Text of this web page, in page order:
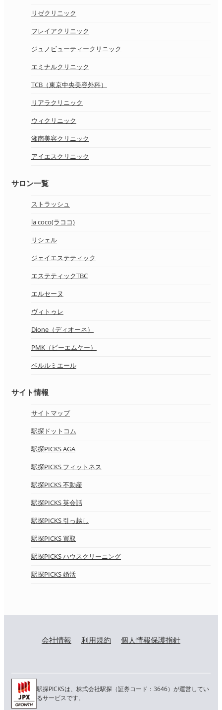
リゼクリニック
フレイアクリニック
ジュノビューティークリニック
エミナルクリニック
TCB（東京中央美容外科）
リアラクリニック
ウィクリニック
湘南美容クリニック
アイエスクリニック
サロン一覧
ストラッシュ
la coco(ラココ)
リシェル
ジェイエステティック
エステティックTBC
エルセーヌ
ヴィトゥレ
Dione（ディオーネ）
PMK（ピーエムケー）
ベルルミエール
サイト情報
サイトマップ
駅探ドットコム
駅探PICKS AGA
駅探PICKS フィットネス
駅探PICKS 不動産
駅探PICKS 英会話
駅探PICKS 引っ越し
駅探PICKS 買取
駅探PICKS ハウスクリーニング
駅探PICKS 婚活
会社情報 利用規約 個人情報保護指針
駅探PICKSは、株式会社駅探（証券コード：3646）が運営してい
るサービスです。